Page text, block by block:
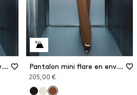
Pantalon mini flare en envers satin Pantalon mini flare en envers satin
205,00 €